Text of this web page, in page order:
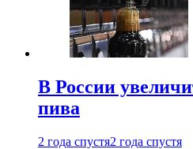
В России
пива
2 года спустя2 года спустя